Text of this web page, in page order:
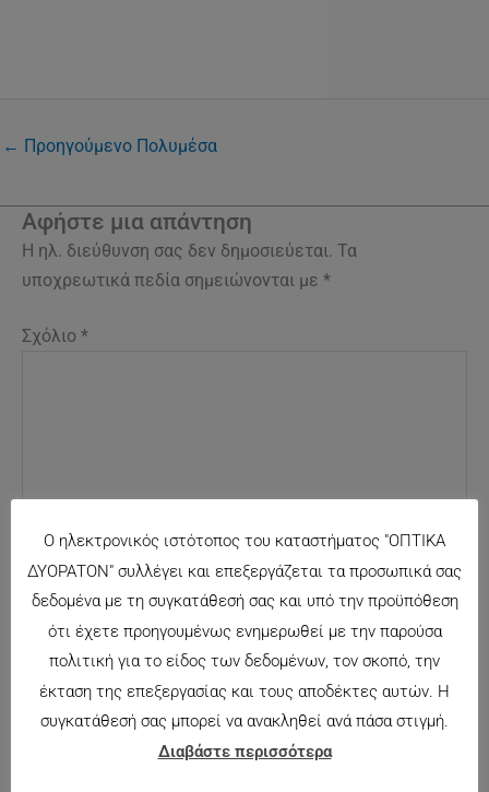
← Προηγούμενο Πολυμέσα
Αφήστε μια απάντηση
Η ηλ. διεύθυνση σας δεν δημοσιεύεται. Τα
υποχρεωτικά πεδία σημειώνονται με *
Σχόλιο *
Όνομα*
Email*
Αποθήκευσε
το όνομά μου,
email, και τον
Ο ηλεκτρονικός ιστότοπος του καταστήματος "ΟΠΤΙΚΑ
ΔΥΟΡΑΤΟΝ" συλλέγει και επεξεργάζεται τα προσωπικά σας
δεδομένα με τη συγκατάθεσή σας και υπό την προϋπόθεση
ότι έχετε προηγουμένως ενημερωθεί με την παρούσα
πολιτική για το είδος των δεδομένων, τον σκοπό, την
έκταση της επεξεργασίας και τους αποδέκτες αυτών. Η
συγκατάθεσή σας μπορεί να ανακληθεί ανά πάσα στιγμή.
Διαβάστε περισσότερα